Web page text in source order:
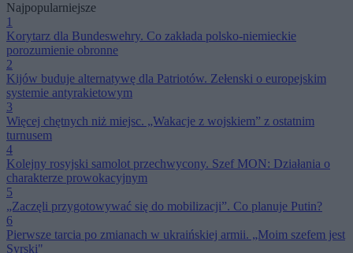
Najpopularniejsze
1
Korytarz dla Bundeswehry. Co zakłada polsko-niemieckie
porozumienie obronne
2
Kijów buduje alternatywę dla Patriotów. Zełenski o europejskim
systemie antyrakietowym
3
Więcej chętnych niż miejsc. „Wakacje z wojskiem” z ostatnim
turnusem
4
Kolejny rosyjski samolot przechwycony. Szef MON: Działania o
charakterze prowokacyjnym
5
„Zaczęli przygotowywać się do mobilizacji”. Co planuje Putin?
6
Pierwsze tarcia po zmianach w ukraińskiej armii. „Moim szefem jest
Syrski"